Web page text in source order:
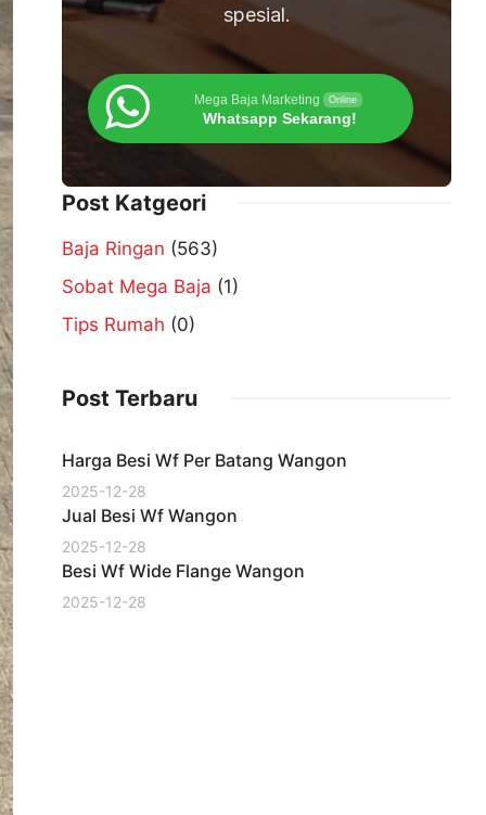
spesial.
Mega Baja Marketing Online
Whatsapp Sekarang!
Post Katgeori
Baja Ringan (563)
Sobat Mega Baja (1)
Tips Rumah (0)
Post Terbaru
Harga Besi Wf Per Batang Wangon
2025-12-28
Jual Besi Wf Wangon
2025-12-28
Besi Wf Wide Flange Wangon
2025-12-28